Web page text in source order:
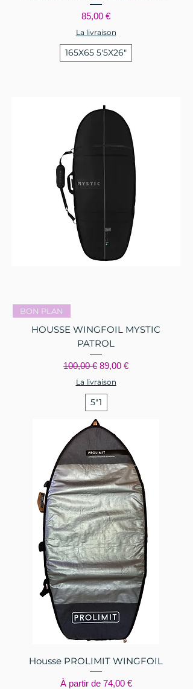
Prix
85,00 €
La livraison
165X65 5'5X26"
BON PLAN
HOUSSE WINGFOIL MYSTIC
PATROL
Prix original
100,00 € Prix promotionnel
89,00 €
La livraison
5"1
Housse PROLIMIT WINGFOIL
À partir de 74,00 €
Prix promotionnel